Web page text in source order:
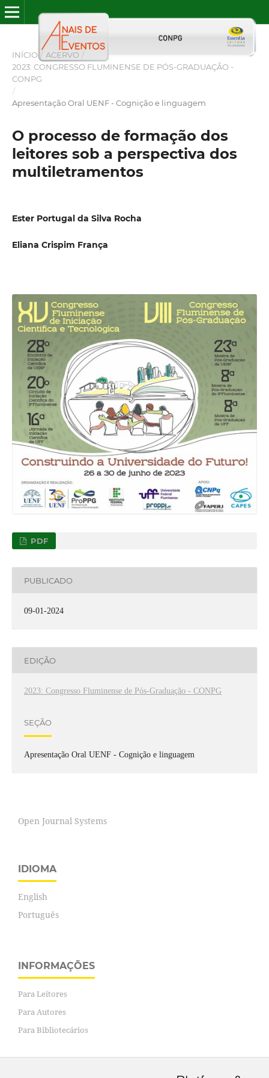
INÍCIO / ACERVO /
2023: CONGRESSO FLUMINENSE DE PÓS-GRADUAÇÃO -
CONPG
/
Apresentação Oral UENF - Cognição e linguagem
O processo de formação dos
leitores sob a perspectiva dos
multiletramentos
Ester Portugal da Silva Rocha
Eliana Crispim França
PDF
PUBLICADO
09-01-2024
EDIÇÃO
2023: Congresso Fluminense de Pós-Graduação - CONPG
SEÇÃO
Apresentação Oral UENF - Cognição e linguagem
Open Journal Systems
IDIOMA
English
Português
INFORMAÇÕES
Para Leitores
Para Autores
Para Bibliotecários